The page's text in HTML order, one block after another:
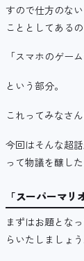
すので仕方のな
こととしてある
「スマホのゲー
という部分。
これってみなさ
今回はそんな超
って物議を醸し
「スーパーマ
まずはお題とな
らいたしましょう